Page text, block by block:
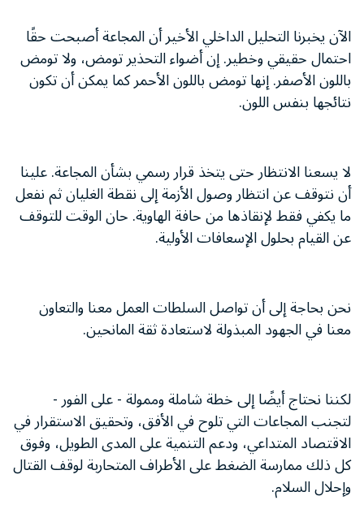
الآن يخبرنا التحليل الداخلي الأخير أن المجاعة أصبحت حقًا
احتمال حقيقي وخطير. إن أضواء التحذير تومض، ولا تومض
باللون الأصفر. إنها تومض باللون الأحمر كما يمكن أن تكون
نتائجها بنفس اللون.
لا يسعنا الانتظار حتى يتخذ قرار رسمي بشأن المجاعة. علينا
أن نتوقف عن انتظار وصول الأزمة إلى نقطة الغليان ثم نفعل
ما يكفي فقط لإنقاذها من حافة الهاوية. حان الوقت للتوقف
عن القيام بحلول الإسعافات الأولية.
نحن بحاجة إلى أن تواصل السلطات العمل معنا والتعاون
معنا في الجهود المبذولة لاستعادة ثقة المانحين.
لكننا نحتاج أيضًا إلى خطة شاملة وممولة - على الفور -
لتجنب المجاعات التي تلوح في الأفق، وتحقيق الاستقرار في
الاقتصاد المتداعي، ودعم التنمية على المدى الطويل، وفوق
كل ذلك ممارسة الضغط على الأطراف المتحاربة لوقف القتال
وإحلال السلام.